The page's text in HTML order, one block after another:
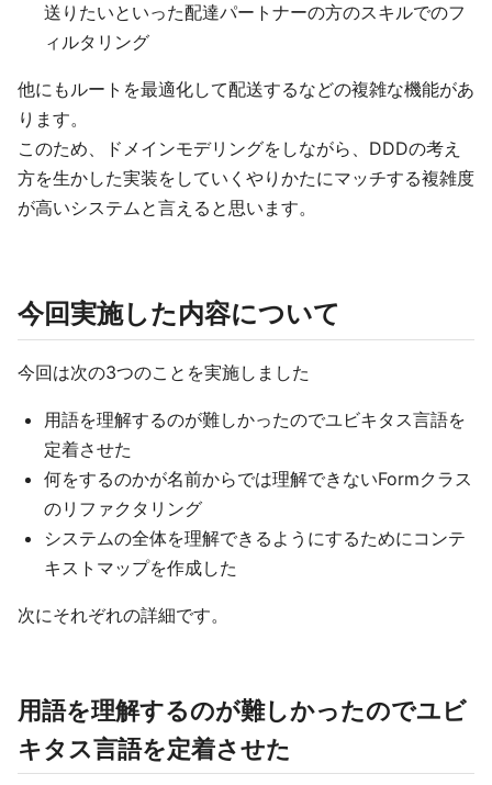
送りたいといった配達パートナーの方のスキルでのフ
ィルタリング
他にもルートを最適化して配送するなどの複雑な機能があ
ります。
このため、ドメインモデリングをしながら、DDDの考え
方を生かした実装をしていくやりかたにマッチする複雑度
が高いシステムと言えると思います。
今回実施した内容について
今回は次の3つのことを実施しました
用語を理解するのが難しかったのでユビキタス言語を
定着させた
何をするのかが名前からでは理解できないFormクラス
のリファクタリング
システムの全体を理解できるようにするためにコンテ
キストマップを作成した
次にそれぞれの詳細です。
用語を理解するのが難しかったのでユビ
キタス言語を定着させた